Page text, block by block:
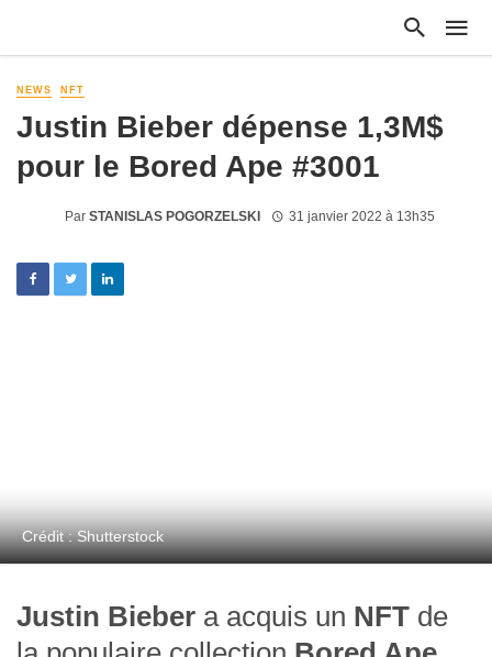
NEWS NFT
Justin Bieber dépense 1,3M$
pour le Bored Ape #3001
Par STANISLAS POGORZELSKI 31 janvier 2022 à 13h35
Crédit : Shutterstock
Justin Bieber a acquis un NFT de